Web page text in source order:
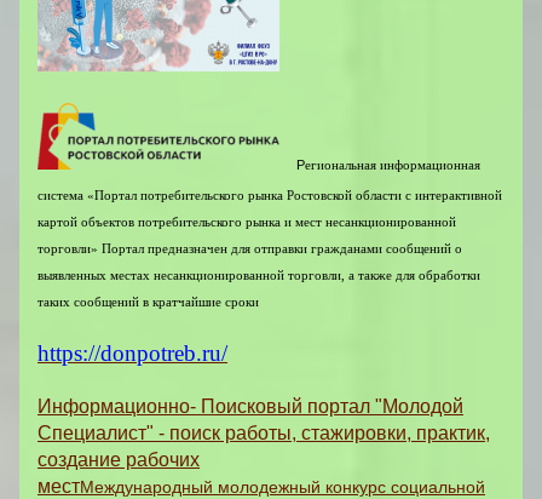
Региональная информационная
система «Портал потребительского рынка Ростовской области с интерактивной
картой объектов потребительского рынка и мест несанкционированной
торговли» Портал предназначен для отправки гражданами сообщений о
выявленных местах несанкционированной торговли, а также для обработки
таких сообщений в кратчайшие сроки
https://donpotreb.ru/
Информационно- Поисковый портал "Молодой
Специалист" - поиск работы, стажировки, практик,
создание рабочих
местМеждународный молодежный конкурс социальной